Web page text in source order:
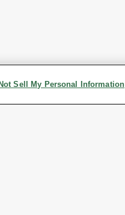
Sell My Personal Information